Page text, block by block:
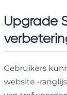
Upgrade
Gebruikers
website -